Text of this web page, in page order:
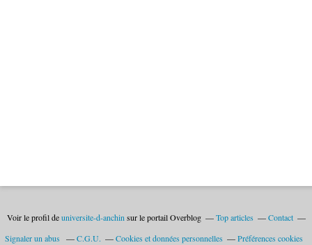
Voir le profil deuniversite-d-anchin sur le portail Overblog Top articles
Contact
Signaler un abus
C.G.U. Cookies et données personnelles Préférences cookies